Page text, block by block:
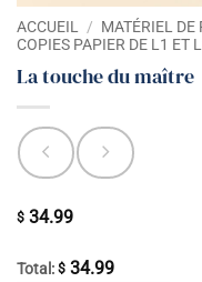
ACCUEIL / MATÉRIEL DE
COPIES PAPIER DE L1 ET
La touche du maître
$ 34.99
Total: $ 34.99